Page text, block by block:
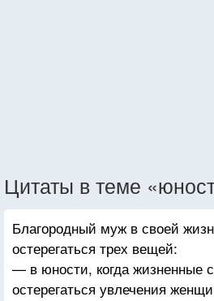
Цитаты в теме
Благородный муж в своей
остерегаться трех вещей:
— в юности, когда жизненные
остерегаться увлечения